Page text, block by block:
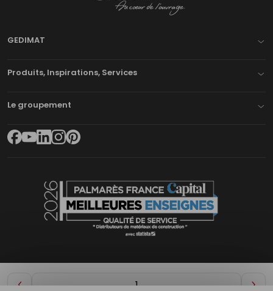
GEDIMAT
Produits, Inspirations, Services
Le groupement